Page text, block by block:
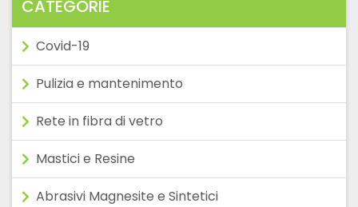
CATEGORIE
Covid-19
Pulizia e mantenimento
Rete in fibra di vetro
Mastici e Resine
Abrasivi Magnesite e Sintetici